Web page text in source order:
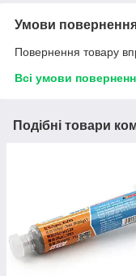
Умови
Повернення товару
Всі умови
Подібні товари